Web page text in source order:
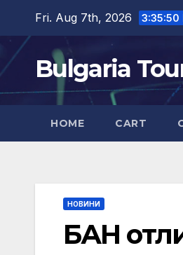
content
Fri. Aug 7th, 2026 3:35:51
Bulgaria
HOME CART
НОВИНИ
БАН